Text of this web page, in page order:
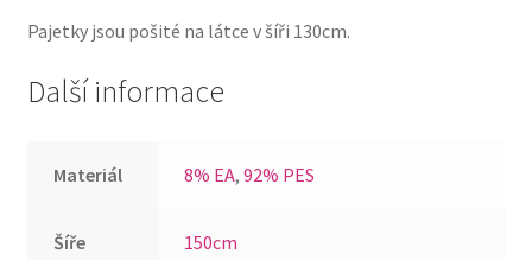
Pajetky jsou pošité na látce v šíři 130cm.
Další informace
Materiál 8% EA,92% PES
Šíře 150cm